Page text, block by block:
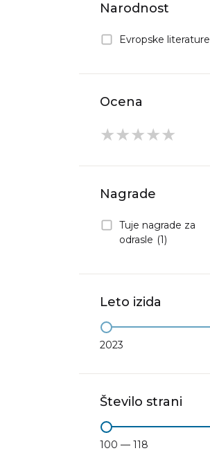
Narodnost
Evropske literature
Ocena
★
★
★
★
★
Nagrade
Tuje nagrade za
odrasle (1)
Leto izida
2023
Število strani
100 — 118